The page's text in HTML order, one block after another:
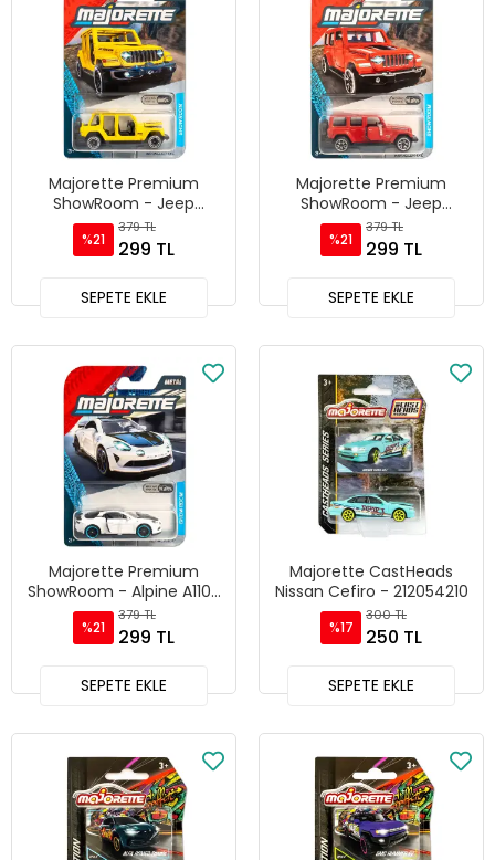
Majorette Premium
ShowRoom - Jeep
Wrangler 4xE - Sarı
%21
379 TL
299 TL
SEPETE EKLE
Majorette Premium
ShowRoom - Jeep
Wrangler 4xE
%21
379 TL
299 TL
SEPETE EKLE
Majorette Premium
ShowRoom - Alpine A110R
- Beyaz
%21
379 TL
299 TL
SEPETE EKLE
Majorette CastHeads
Nissan Cefiro - 212054210
%17
300 TL
250 TL
SEPETE EKLE